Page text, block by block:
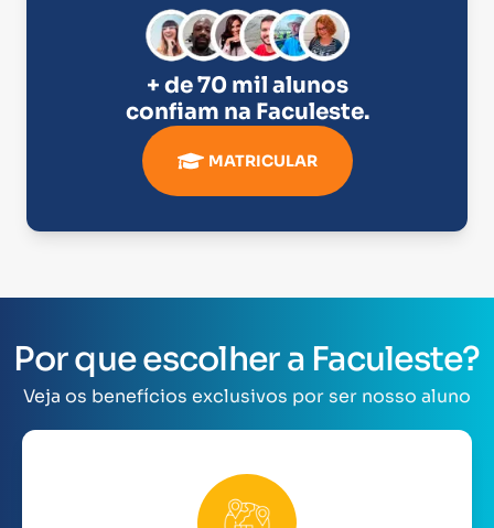
+ de 70 mil alunos
confiam na Faculeste.
MATRICULAR
Por que escolher a Faculeste?
Veja os benefícios exclusivos por ser nosso aluno